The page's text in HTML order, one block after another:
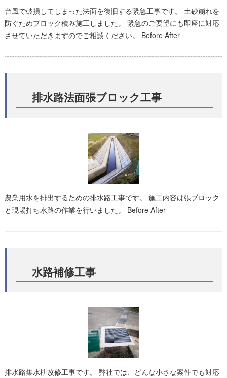
台風で破損してしまった法面を復旧する緊急工事です。 土砂崩れを
防ぐためブロック積み施工しました。 緊急のご要望にも即座に対応
させていただきますのでご相談ください。 Before After
排水路法面張ブロック工事
農業用水を排出するための排水路工事です。 施工内容は張ブロック
と現場打ち水路の作業を行いました。 Before After
水路補修工事
排水路集水枡改修工事です。 弊社では、どんな小さな案件でも対応